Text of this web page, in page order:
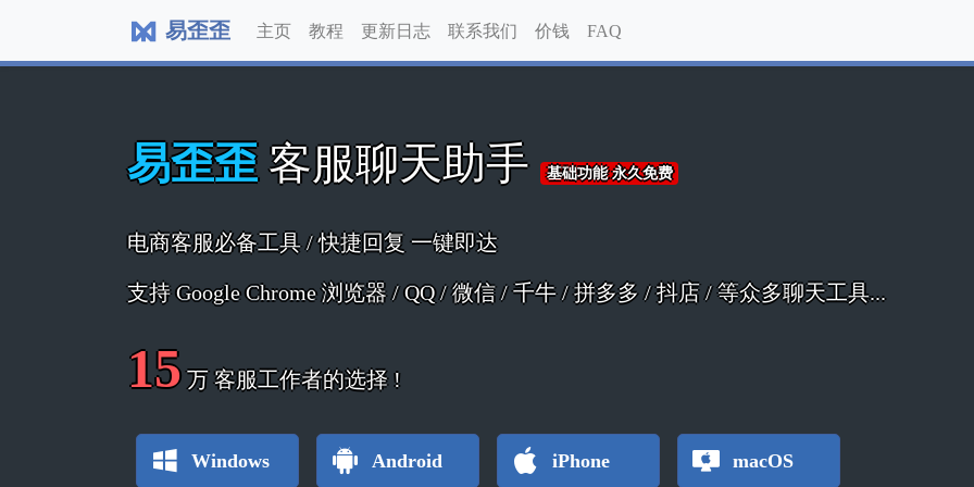
易歪歪 主页 教程 更新日志 联系我们 价钱 FAQ
易歪歪 客服聊天助手 基础功能 永久免费
电商客服必备工具 / 快捷回复 一键即达
支持 Google Chrome 浏览器 / QQ / 微信 / 千牛 / 拼多多 / 抖店 / 等众多聊天工具...
15 万客服工作者的选择 !
Windows Android iPhone macOS